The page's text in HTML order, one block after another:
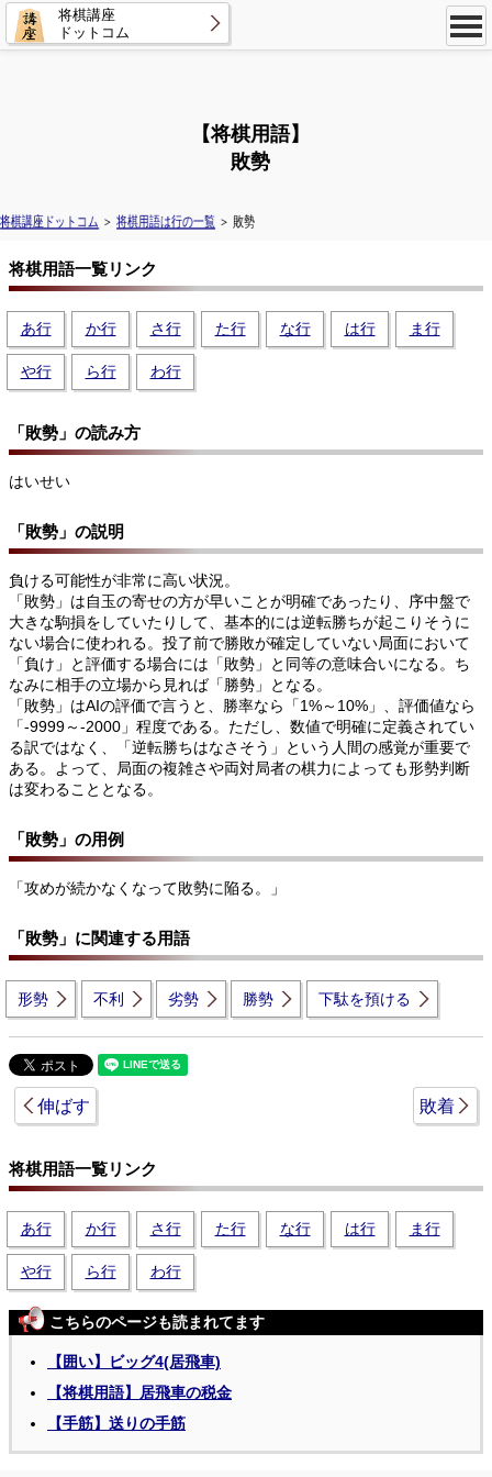
将棋講座
ドットコム
【将棋用語】
敗勢
将棋講座ドットコム ＞ 将棋用語は行の一覧 ＞ 敗勢
将棋用語一覧リンク
あ行 か行 さ行 た行 な行 は行 ま行
や行 ら行 わ行
「敗勢」の読み方
はいせい
「敗勢」の説明
負ける可能性が非常に高い状況。
「敗勢」は自玉の寄せの方が早いことが明確であったり、序中盤で
大きな駒損をしていたりして、基本的には逆転勝ちが起こりそうに
ない場合に使われる。投了前で勝敗が確定していない局面において
「負け」と評価する場合には「敗勢」と同等の意味合いになる。ち
なみに相手の立場から見れば「勝勢」となる。
「敗勢」はAIの評価で言うと、勝率なら「1%～10%」、評価値なら
「-9999～-2000」程度である。ただし、数値で明確に定義されてい
る訳ではなく、「逆転勝ちはなさそう」という人間の感覚が重要で
ある。よって、局面の複雑さや両対局者の棋力によっても形勢判断
は変わることとなる。
「敗勢」の用例
「攻めが続かなくなって敗勢に陥る。」
「敗勢」に関連する用語
形勢 不利 劣勢 勝勢 下駄を預ける
伸ばす 敗着
将棋用語一覧リンク
あ行 か行 さ行 た行 な行 は行 ま行
や行 ら行 わ行
こちらのページも読まれてます
【囲い】ビッグ4(居飛車)
【将棋用語】居飛車の税金
【手筋】送りの手筋